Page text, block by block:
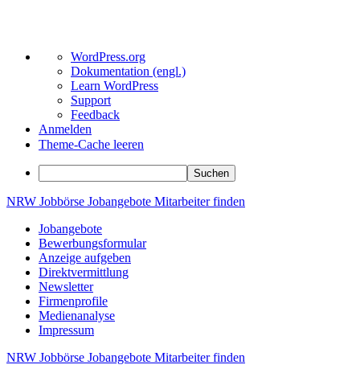
Über
WordPress
WordPress.org
Dokumentation (engl.)
Learn WordPress
Support
Feedback
Anmelden
Theme-Cache leeren
Suchen
Zum
springen
NRW Jobbörse Jobangebote Mitarbeiterfinden
Jobangebote
Bewerbungsformular
Anzeige aufgeben
Direktvermittlung
Newsletter
Firmenprofile
Medienanalyse
Impressum
NRW Jobbörse Jobangebote Mitarbeiterfinden